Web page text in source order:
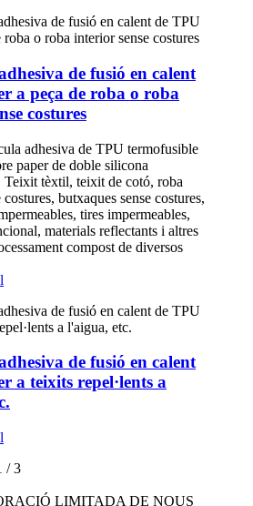
de fusió en calent
a peça de roba o roba
costures
adhesiva de TPU termofusible
paper de doble silicona
Teixit tèxtil, teixit de cotó, roba
butxaques sense costures,
tires impermeables,
materials reflectants i altres
compost de diversos
de fusió en calent
a teixits repel·lents a
/ 3
LIMITADA DE NOUS